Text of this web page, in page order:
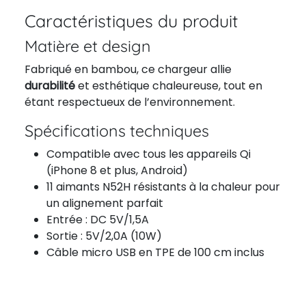
Caractéristiques du produit
Matière et design
Fabriqué en bambou, ce chargeur allie
durabilitéet esthétique chaleureuse, tout en
étant respectueux de l’environnement.
Spécifications techniques
Compatible avec tous les appareils Qi
(iPhone 8 et plus, Android)
11 aimants N52H résistants à la chaleur pour
un alignement parfait
Entrée : DC 5V/1,5A
Sortie : 5V/2,0A (10W)
Câble micro USB en TPE de 100 cm inclus